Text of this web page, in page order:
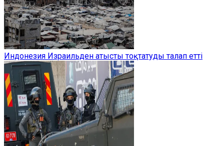
Индонезия Израильден атысты тоқтатуды талап етті